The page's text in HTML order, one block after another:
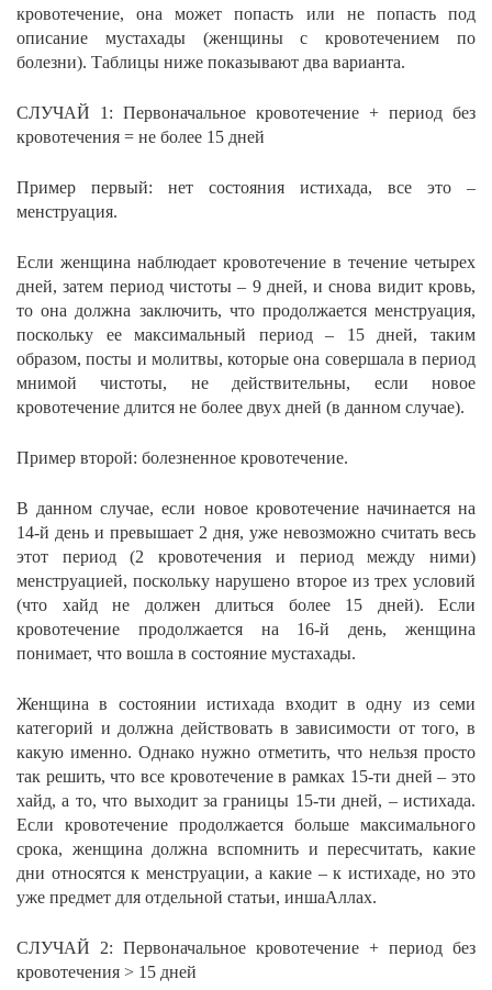
кровотечение, она может попасть или не попасть под
описание мустахады (женщины с кровотечением по
болезни). Таблицы ниже показывают два варианта.
СЛУЧАЙ 1: Первоначальное кровотечение + период без
кровотечения = не более 15 дней
Пример первый: нет состояния истихада, все это –
менструация.
Если женщина наблюдает кровотечение в течение четырех
дней, затем период чистоты – 9 дней, и снова видит кровь,
то она должна заключить, что продолжается менструация,
поскольку ее максимальный период – 15 дней, таким
образом, посты и молитвы, которые она совершала в период
мнимой чистоты, не действительны, если новое
кровотечение длится не более двух дней (в данном случае).
Пример второй: болезненное кровотечение.
В данном случае, если новое кровотечение начинается на
14-й день и превышает 2 дня, уже невозможно считать весь
этот период (2 кровотечения и период между ними)
менструацией, поскольку нарушено второе из трех условий
(что хайд не должен длиться более 15 дней). Если
кровотечение продолжается на 16-й день, женщина
понимает, что вошла в состояние мустахады.
Женщина в состоянии истихада входит в одну из семи
категорий и должна действовать в зависимости от того, в
какую именно. Однако нужно отметить, что нельзя просто
так решить, что все кровотечение в рамках 15-ти дней – это
хайд, а то, что выходит за границы 15-ти дней, – истихада.
Если кровотечение продолжается больше максимального
срока, женщина должна вспомнить и пересчитать, какие
дни относятся к менструации, а какие – к истихаде, но это
уже предмет для отдельной статьи, иншаАллах.
СЛУЧАЙ 2: Первоначальное кровотечение + период без
кровотечения > 15 дней